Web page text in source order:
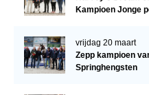
Bestuur Regio Zuid
KALENDER
Kampioen Jonge
vrijdag 20 maart
Zepp kampioen
Springhengsten